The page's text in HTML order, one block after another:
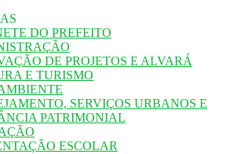
DO PREFEITO
DE PROJETOS E ALVARÁ
E TURISMO
SERVIÇOS URBANOS E
PATRIMONIAL
ESCOLAR